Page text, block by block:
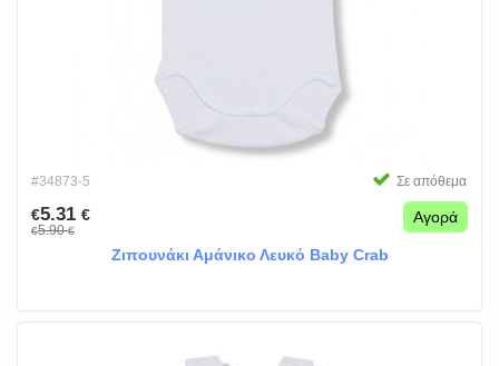
#34873-5 Σε απόθεμα
€5.31 €
€5.90€
Αγορά
Ζιπουνάκι Αμάνικο Λευκό Baby Crab